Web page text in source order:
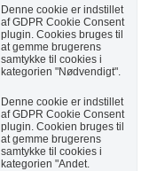
Denne cookie er indstillet
af GDPR Cookie Consent
plugin. Cookies bruges til
at gemme brugerens
samtykke til cookies i
kategorien "Nødvendigt".
Denne cookie er indstillet
af GDPR Cookie Consent
plugin. Cookien bruges til
at gemme brugerens
samtykke til cookies i
kategorien "Andet.